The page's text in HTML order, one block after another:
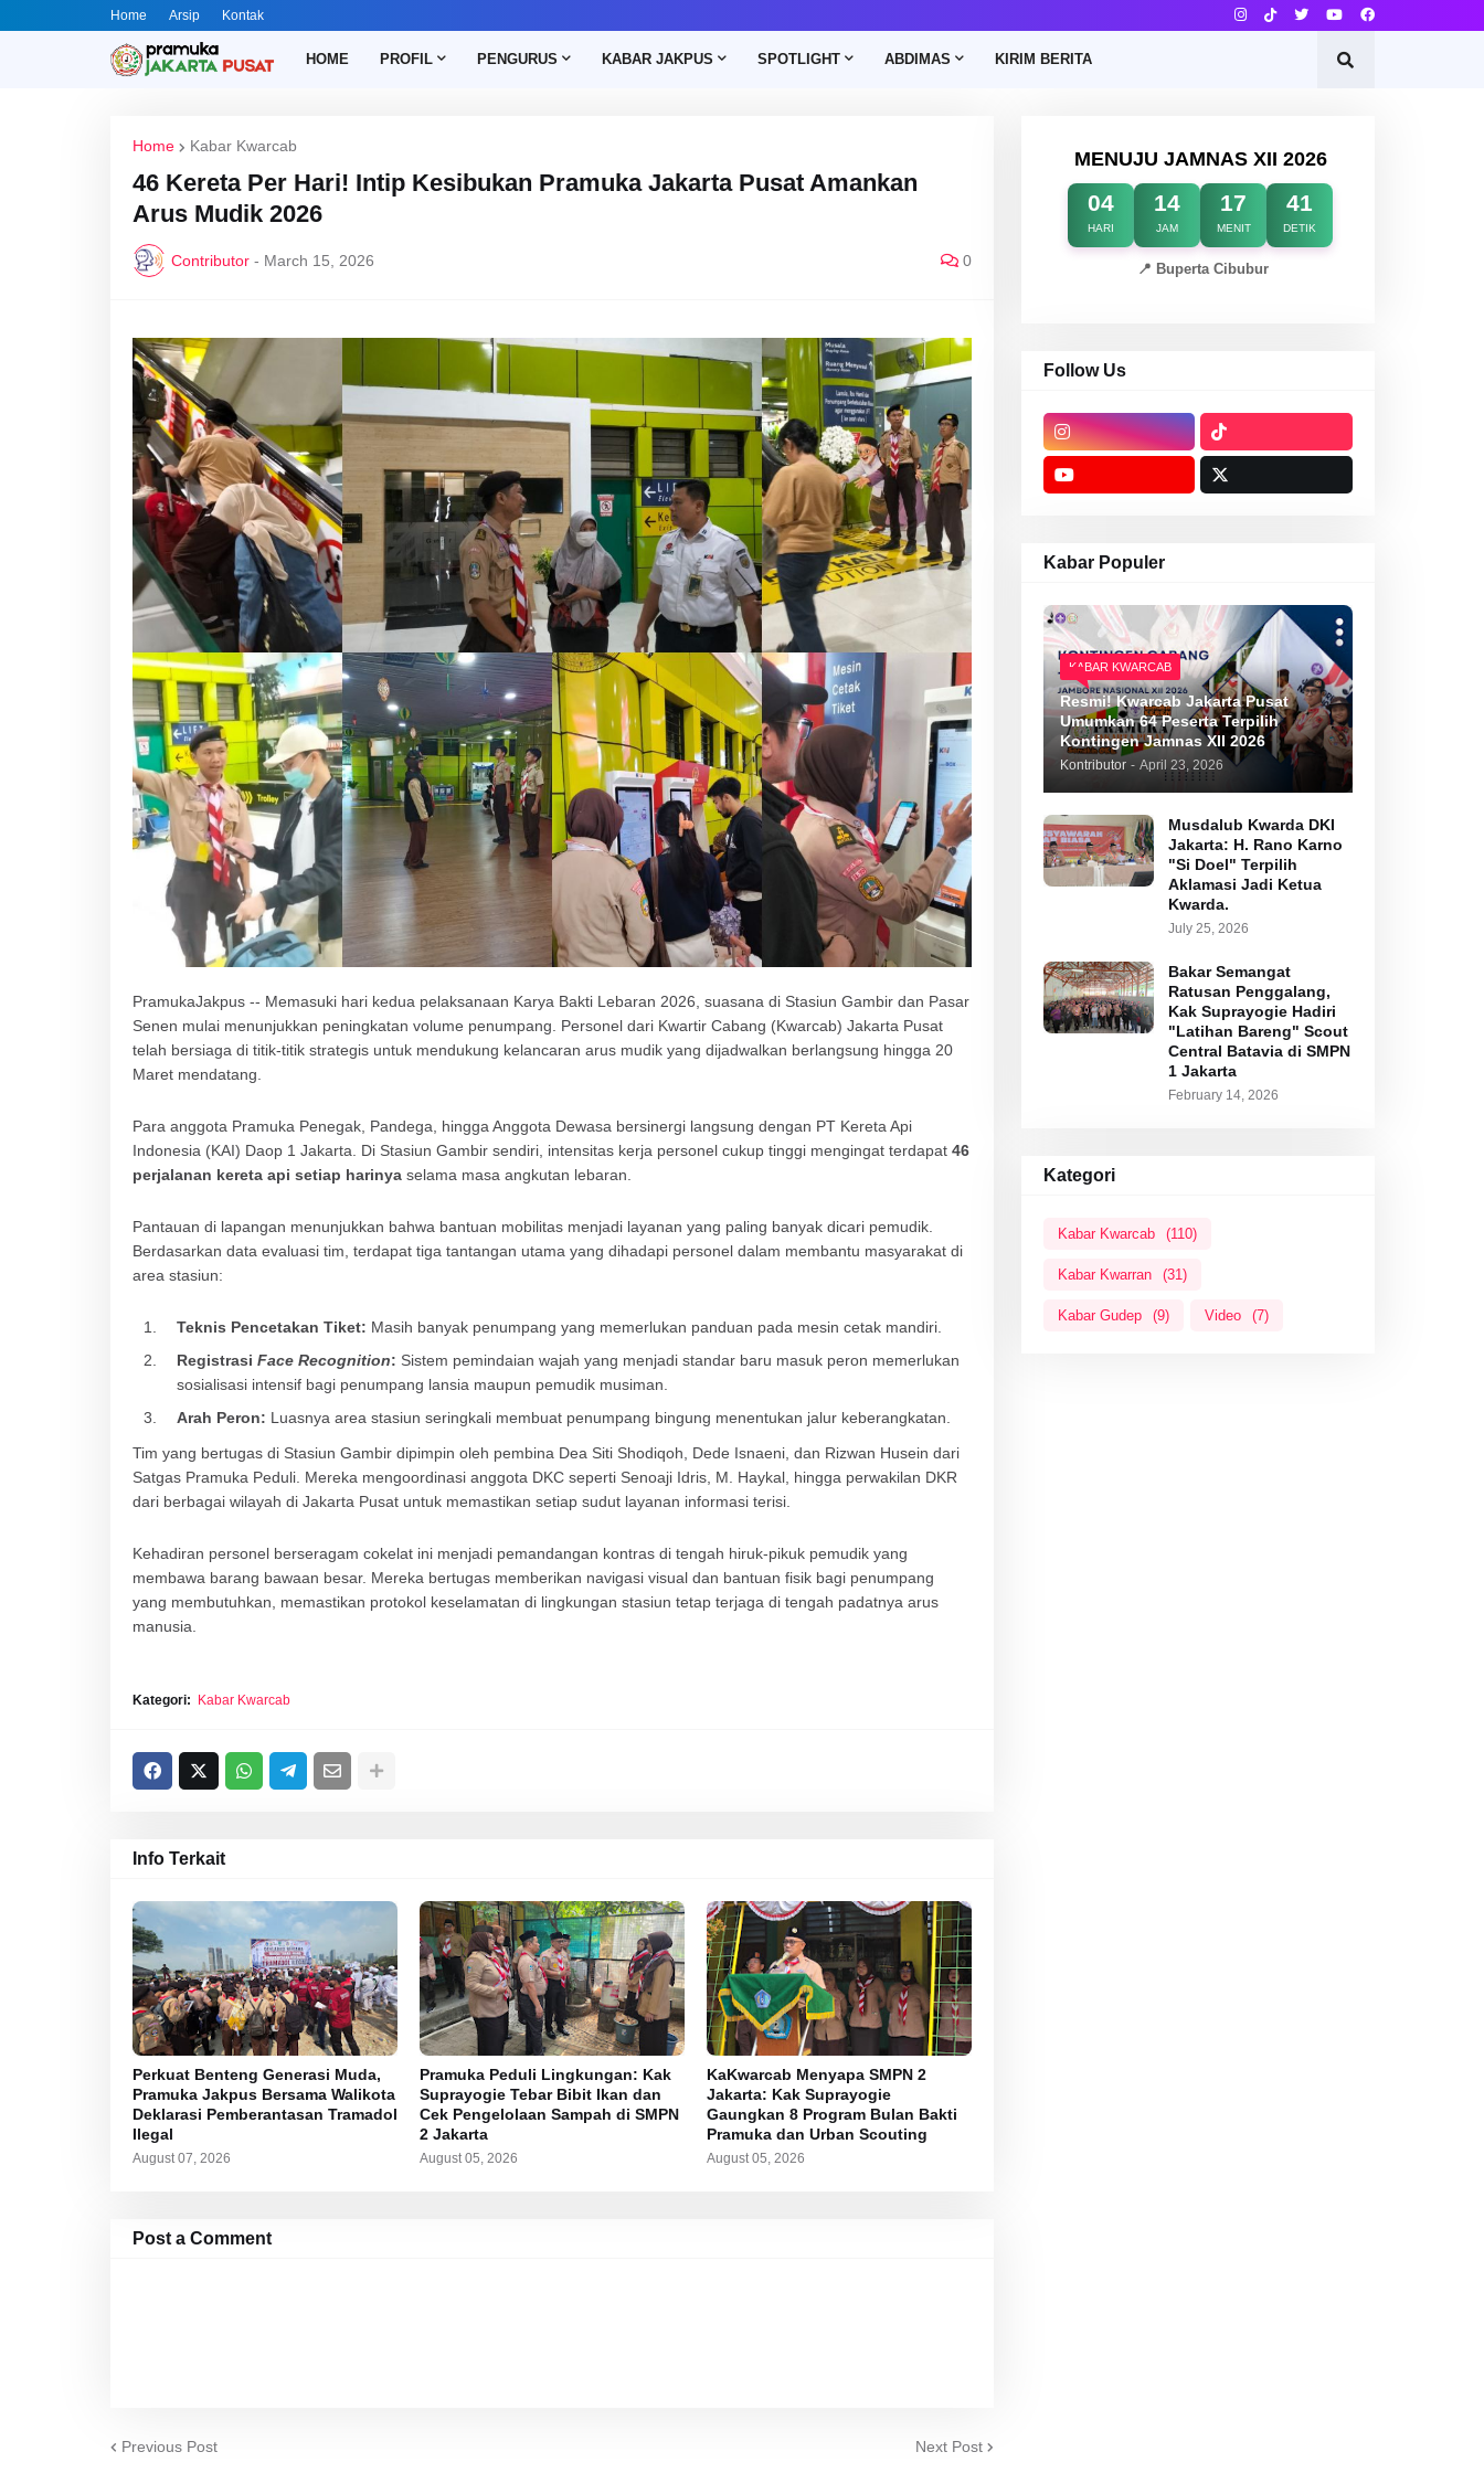
Home Arsip Kontak
HOME PROFIL PENGURUS KABAR JAKPUS SPOTLIGHT ABDIMAS KIRIM BERITA
Home Kabar Kwarcab
46 Kereta Per Hari! Intip Kesibukan Pramuka Jakarta Pusat Amankan
Arus Mudik 2026
Contributor - March 15, 2026 0
PramukaJakpus -- Memasuki hari kedua pelaksanaan Karya Bakti Lebaran 2026, suasana di Stasiun Gambir dan Pasar
Senen mulai menunjukkan peningkatan volume penumpang. Personel dari Kwartir Cabang (Kwarcab) Jakarta Pusat
telah bersiaga di titik-titik strategis untuk mendukung kelancaran arus mudik yang dijadwalkan berlangsung hingga 20
Maret mendatang.
Para anggota Pramuka Penegak, Pandega, hingga Anggota Dewasa bersinergi langsung dengan PT Kereta Api
Indonesia (KAI) Daop 1 Jakarta. Di Stasiun Gambir sendiri, intensitas kerja personel cukup tinggi mengingat terdapat 46
perjalanan kereta api setiap harinyaselama masa angkutan lebaran.
Pantauan di lapangan menunjukkan bahwa bantuan mobilitas menjadi layanan yang paling banyak dicari pemudik.
Berdasarkan data evaluasi tim, terdapat tiga tantangan utama yang dihadapi personel dalam membantu masyarakat di
area stasiun:
Teknis Pencetakan Tiket: Masih banyak penumpang yang memerlukan panduan pada mesin cetak mandiri.
Registrasi Face Recognition: Sistem pemindaian wajah yang menjadi standar baru masuk peron memerlukan
sosialisasi intensif bagi penumpang lansia maupun pemudik musiman.
Arah Peron: Luasnya area stasiun seringkali membuat penumpang bingung menentukan jalur keberangkatan.
Tim yang bertugas di Stasiun Gambir dipimpin oleh pembina Dea Siti Shodiqoh, Dede Isnaeni, dan Rizwan Husein dari
Satgas Pramuka Peduli. Mereka mengoordinasi anggota DKC seperti Senoaji Idris, M. Haykal, hingga perwakilan DKR
dari berbagai wilayah di Jakarta Pusat untuk memastikan setiap sudut layanan informasi terisi.
Kehadiran personel berseragam cokelat ini menjadi pemandangan kontras di tengah hiruk-pikuk pemudik yang
membawa barang bawaan besar. Mereka bertugas memberikan navigasi visual dan bantuan fisik bagi penumpang
yang membutuhkan, memastikan protokol keselamatan di lingkungan stasiun tetap terjaga di tengah padatnya arus
manusia.
Kategori: Kabar Kwarcab
Info Terkait
Perkuat Benteng Generasi Muda,
Pramuka Jakpus Bersama Walikota
Deklarasi Pemberantasan Tramadol
Ilegal
August 07, 2026
Pramuka Peduli Lingkungan: Kak
Suprayogie Tebar Bibit Ikan dan
Cek Pengelolaan Sampah di SMPN
2 Jakarta
August 05, 2026
KaKwarcab Menyapa SMPN 2
Jakarta: Kak Suprayogie
Gaungkan 8 Program Bulan Bakti
Pramuka dan Urban Scouting
August 05, 2026
Post a Comment
Previous Post Next Post
MENUJU JAMNAS XII 2026
04
HARI
14
JAM
17
MENIT
40
DETIK
📍 Buperta Cibubur
Follow Us
Kabar Populer
KABAR KWARCAB
Resmi! Kwarcab Jakarta Pusat
Umumkan 64 Peserta Terpilih
Kontingen Jamnas XII 2026
Kontributor - April 23, 2026
Musdalub Kwarda DKI
Jakarta: H. Rano Karno
"Si Doel" Terpilih
Aklamasi Jadi Ketua
Kwarda.
July 25, 2026
Bakar Semangat
Ratusan Penggalang,
Kak Suprayogie Hadiri
"Latihan Bareng" Scout
Central Batavia di SMPN
1 Jakarta
February 14, 2026
Kategori
Kabar Kwarcab (110)
Kabar Kwarran (31)
Kabar Gudep (9) Video (7)